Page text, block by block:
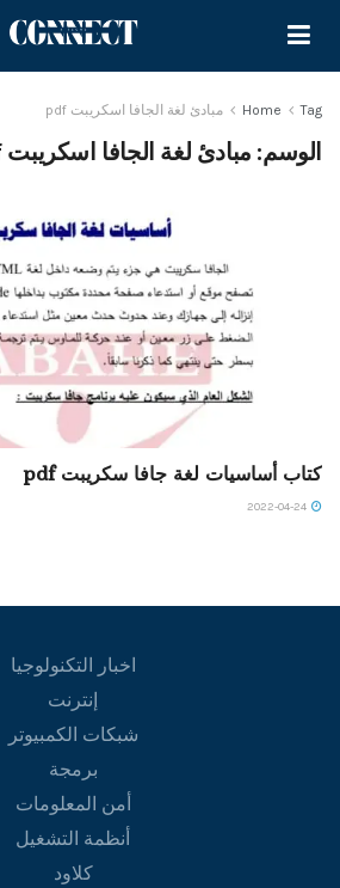
Home Tag مبادئ لغة الجافا اسكريبت pdf
الوسم: مبادئ لغة الجافا اسكريبت pdf
كتاب أساسيات لغة جافا سكريبت pdf
اخبار التكنولوجيا
إنترنت
شبكات الكمبيوتر
برمجة
أمن المعلومات
أنظمة التشغيل
كلاود